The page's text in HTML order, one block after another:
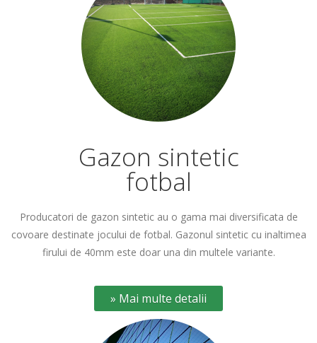
Gazon sintetic
fotbal
Producatori de gazon sintetic au o gama mai diversificata de
covoare destinate jocului de fotbal. Gazonul sintetic cu inaltimea
firului de 40mm este doar una din multele variante.
» Mai multe detalii